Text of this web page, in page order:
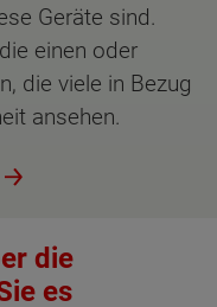
Geräte sind.
einen oder
die viele in Bezug
ansehen.
die
es